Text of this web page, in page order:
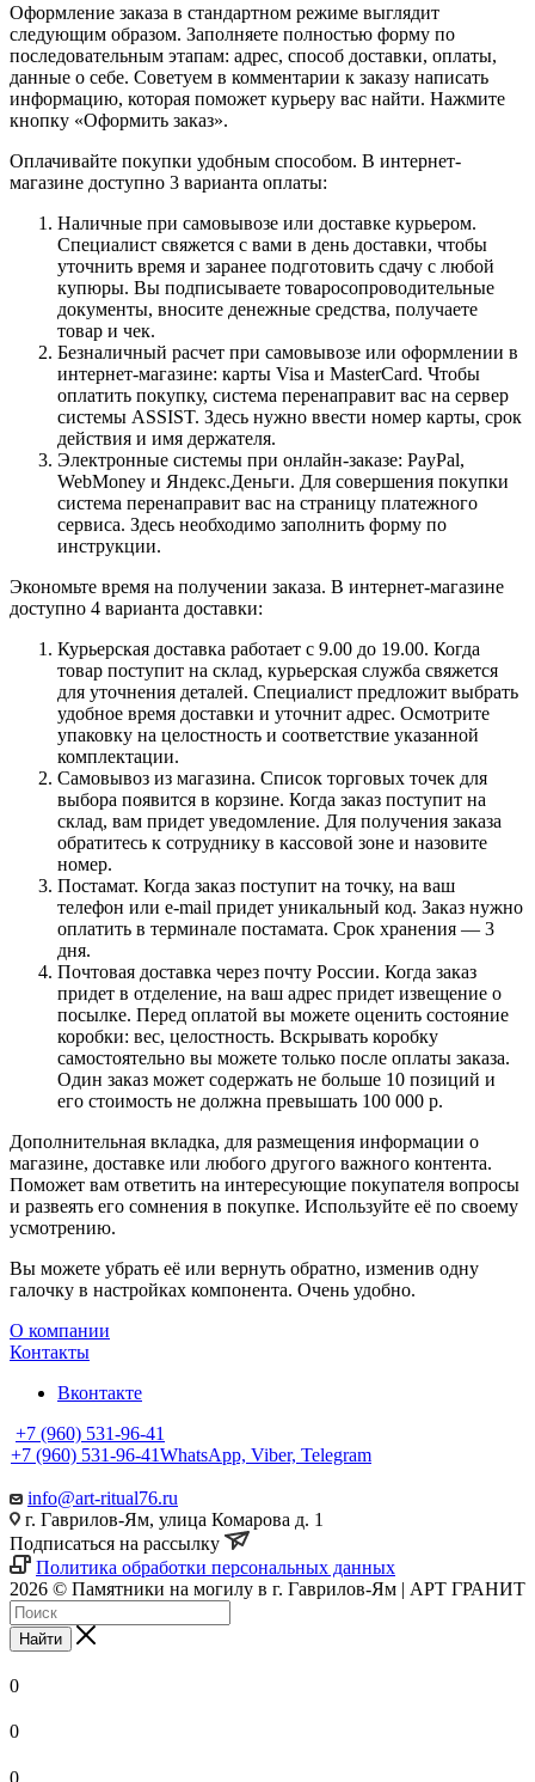
Оформление заказа в стандартном режиме выглядит
следующим образом. Заполняете полностью форму по
последовательным этапам: адрес, способ доставки, оплаты,
данные о себе. Советуем в комментарии к заказу написать
информацию, которая поможет курьеру вас найти. Нажмите
кнопку «Оформить заказ».
Оплачивайте покупки удобным способом. В интернет-
магазине доступно 3 варианта оплаты:
Наличные при самовывозе или доставке курьером.
Специалист свяжется с вами в день доставки, чтобы
уточнить время и заранее подготовить сдачу с любой
купюры. Вы подписываете товаросопроводительные
документы, вносите денежные средства, получаете
товар и чек.
Безналичный расчет при самовывозе или оформлении в
интернет-магазине: карты Visa и MasterCard. Чтобы
оплатить покупку, система перенаправит вас на сервер
системы ASSIST. Здесь нужно ввести номер карты, срок
действия и имя держателя.
Электронные системы при онлайн-заказе: PayPal,
WebMoney и Яндекс.Деньги. Для совершения покупки
система перенаправит вас на страницу платежного
сервиса. Здесь необходимо заполнить форму по
инструкции.
Экономьте время на получении заказа. В интернет-магазине
доступно 4 варианта доставки:
Курьерская доставка работает с 9.00 до 19.00. Когда
товар поступит на склад, курьерская служба свяжется
для уточнения деталей. Специалист предложит выбрать
удобное время доставки и уточнит адрес. Осмотрите
упаковку на целостность и соответствие указанной
комплектации.
Самовывоз из магазина. Список торговых точек для
выбора появится в корзине. Когда заказ поступит на
склад, вам придет уведомление. Для получения заказа
обратитесь к сотруднику в кассовой зоне и назовите
номер.
Постамат. Когда заказ поступит на точку, на ваш
телефон или e-mail придет уникальный код. Заказ нужно
оплатить в терминале постамата. Срок хранения — 3
дня.
Почтовая доставка через почту России. Когда заказ
придет в отделение, на ваш адрес придет извещение о
посылке. Перед оплатой вы можете оценить состояние
коробки: вес, целостность. Вскрывать коробку
самостоятельно вы можете только после оплаты заказа.
Один заказ может содержать не больше 10 позиций и
его стоимость не должна превышать 100 000 р.
Дополнительная вкладка, для размещения информации о
магазине, доставке или любого другого важного контента.
Поможет вам ответить на интересующие покупателя вопросы
и развеять его сомнения в покупке. Используйте её по своему
усмотрению.
Вы можете убрать её или вернуть обратно, изменив одну
галочку в настройках компонента. Очень удобно.
О компании
Контакты
Вконтакте
+7 (960) 531-96-41
+7 (960) 531-96-41WhatsApp, Viber, Telegram
info@art-ritual76.ru
г. Гаврилов-Ям, улица Комарова д. 1
Подписаться на рассылку
Политика обработки персональных данных
2026 © Памятники на могилу в г. Гаврилов-Ям | АРТ ГРАНИТ
Найти
0
0
0